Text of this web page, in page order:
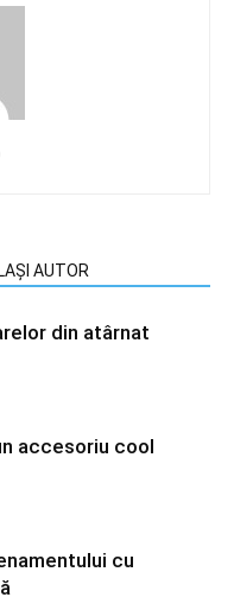
AUTOR
din atârnat
accesoriu cool
cu